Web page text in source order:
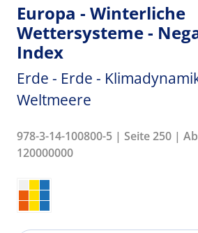
Europa - Winterliche
Wettersysteme -
Index
Erde - Erde -
Weltmeere
978-3-14-100800-5 | Seite 250 |
120000000